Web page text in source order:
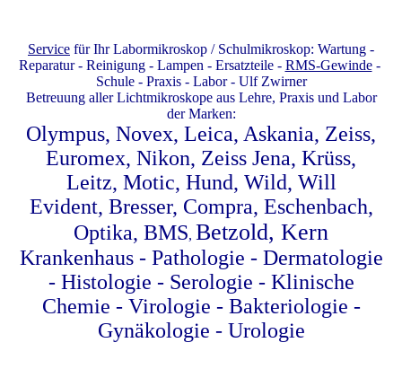
Service für Ihr Labormikroskop / Schulmikroskop: Wartung -
Reparatur - Reinigung - Lampen - Ersatzteile - RMS-Gewinde-
Schule - Praxis - Labor - Ulf Zwirner
Betreuung aller Lichtmikroskope aus Lehre, Praxis und Labor
der Marken:
Olympus, Novex, Leica, Askania, Zeiss,
Euromex, Nikon, Zeiss Jena, Krüss,
Leitz, Motic, Hund, Wild, Will
Evident, Bresser, Compra, Eschenbach,
Optika, BMS, Betzold, Kern
Krankenhaus - Pathologie - Dermatologie
- Histologie - Serologie - Klinische
Chemie - Virologie - Bakteriologie -
Gynäkologie - Urologie